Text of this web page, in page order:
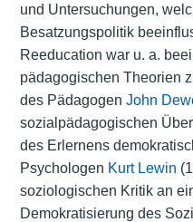
und Untersuchungen,
Besatzungspolitik
Reeducation war u. a.
pädagogischen Theorien
des Pädagogen John
sozialpädagogischen
des Erlernens
Psychologen Kurt Lewin
soziologischen Kritik an
Demokratisierung des